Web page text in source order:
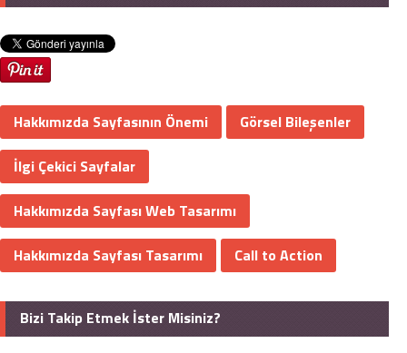
Hakkımızda Sayfasının Önemi Görsel Bileşenler
İlgi Çekici Sayfalar
Hakkımızda Sayfası Web Tasarımı
Hakkımızda Sayfası Tasarımı Call to Action
Bizi Takip Etmek İster Misiniz?